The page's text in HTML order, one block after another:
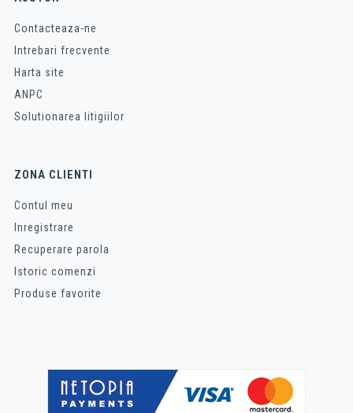
Contacteaza-ne
Intrebari frecvente
Harta site
ANPC
Solutionarea litigiilor
ZONA CLIENTI
Contul meu
Inregistrare
Recuperare parola
Istoric comenzi
Produse favorite